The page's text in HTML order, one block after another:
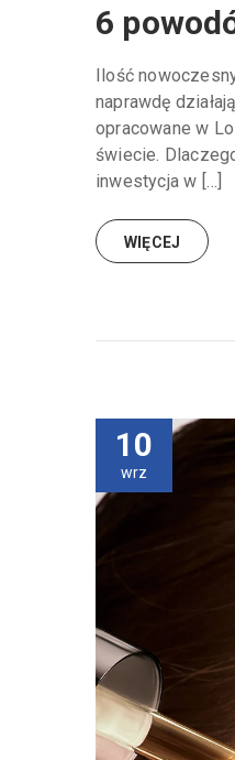
6
Ilość
naprawdę
opracowane w
świecie.
inwestycja w […]
WIĘCEJ
10
wrz